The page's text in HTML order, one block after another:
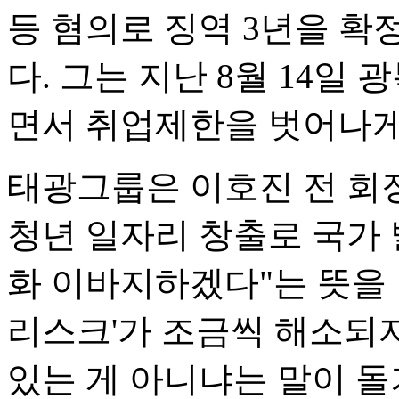
등 혐의로 징역 3년을 확
다. 그는 지난 8월 14일
면서 취업제한을 벗어나
태광그룹은 이호진 전
청년 일자리 창출로 국가
화 이바지하겠다"는 뜻
리스크'가 조금씩 해소되
있는 게 아니냐는 말이